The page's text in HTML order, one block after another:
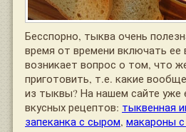
Бесспорно, тыква очень
время от времени включать ее
возникает вопрос о том, что
приготовить, т.е. какие
из тыквы? На нашем сайте уже
вкусных рецептов: тыквенная
запеканка с сыром, макароны